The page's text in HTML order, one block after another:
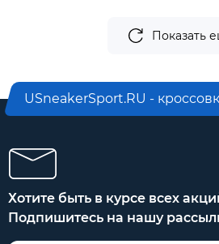
Показать
USneakerSport.RU -
Хотите быть в курсе всех
Подпишитесь на нашу